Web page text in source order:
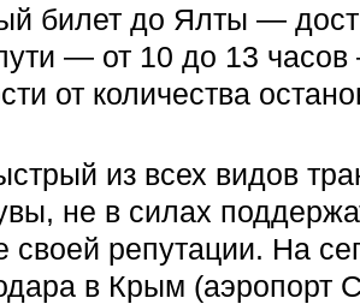
билет до Ялты —
— от 10 до 13
от количества
из всех видов
не в силах
своей репутации. На
в Крым (аэропорт